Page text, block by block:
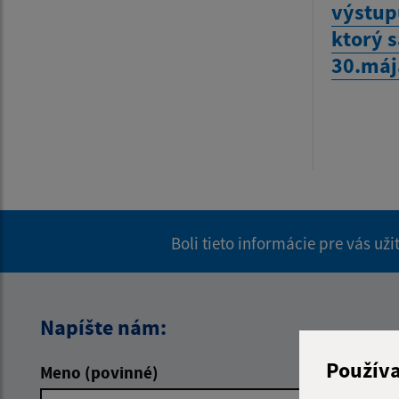
ktorý
Boli tieto informácie pre vás
Napíšte nám:
Meno (povinné) E-